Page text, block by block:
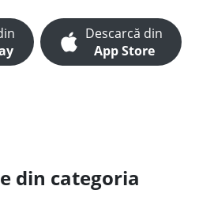
Descarcă din
App Store
din categoria